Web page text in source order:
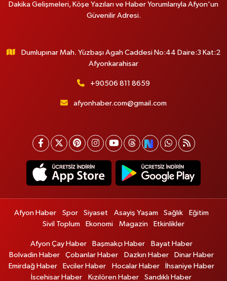
Dakika Gelişmeleri, Köşe Yazıları ve Haber Yorumlarıyla Afyon'un
Güvenilir Adresi.
Dumlupınar Mah. Yüzbaşı Agah Caddesi No:44 Daire:3 Kat:2
Afyonkarahisar
+90506 811 8659
afyonhaber.com@gmail.com
Afyon Haber Spor Siyaset Asayiş Yaşam Sağlık
Eğitim
Sivil Toplum
Ekonomi Magazin Etkinlikler
Afyon Çay Haber Başmakçı Haber
Bayat Haber
Bolvadin Haber
Çobanlar Haber Dazkırı Haber
Dinar Haber
Emirdağ Haber
Evciler Haber Hocalar Haber
İhsaniye Haber
İscehisar Haber
Kızılören Haber Sandıklı Haber